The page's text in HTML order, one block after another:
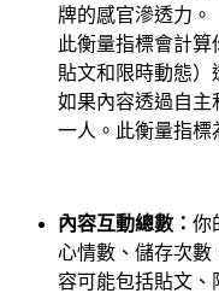
牌的感官滲透力。
此衡量指標會計算
貼文和限時動態）
如果內容透過自主
一人。此衡量指標
內容互動總數： 你
心情數、儲存次數
容可能包括貼文